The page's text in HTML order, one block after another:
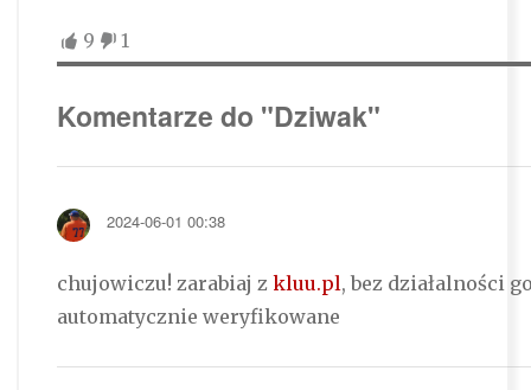
9 1
Komentarze do "Dziwak"
2024-06-01 00:38
chujowiczu! zarabiaj z kluu.pl, bez działalności
automatycznie weryfikowane